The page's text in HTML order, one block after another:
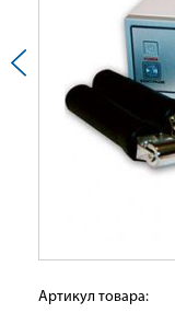
Артикул товара: